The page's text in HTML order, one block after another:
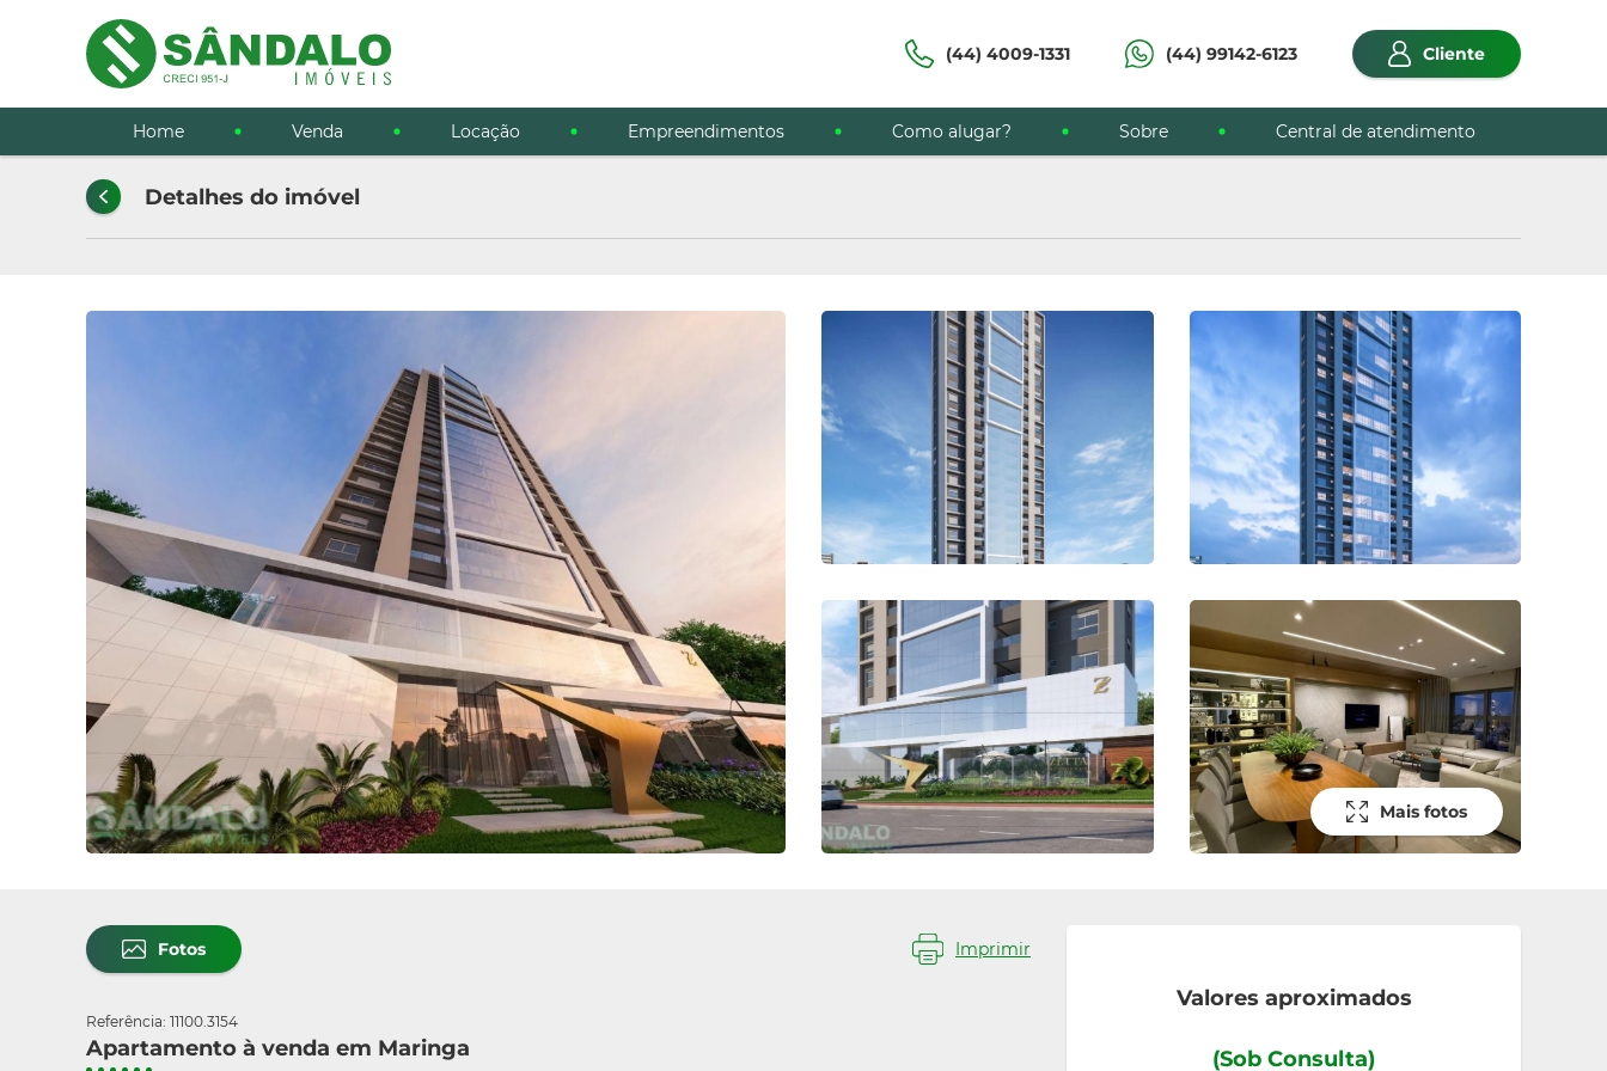
(44) 4009-1331 (44) 99142-6123 Cliente
Home Venda Locação Empreendimentos Como alugar? Sobre Central de atendimento
Detalhes do imóvel
Mais fotos
Fotos Imprimir
Referência: 11100.3154
Apartamento à venda em Maringa
Valores aproximados
(Sob Consulta)